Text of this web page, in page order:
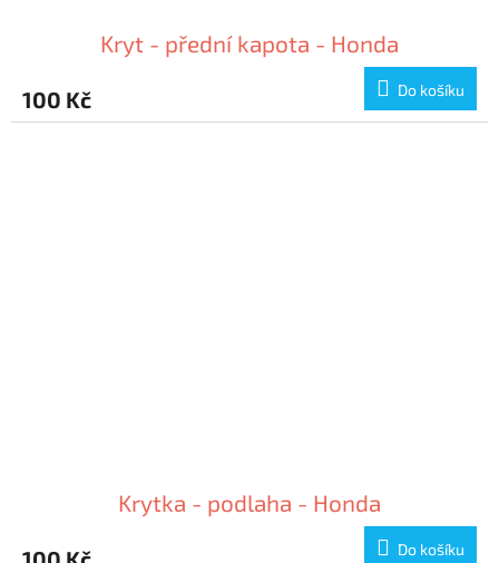
Kryt - přední kapota - Honda
100 Kč Do košíku
Krytka - podlaha - Honda
Do košíku